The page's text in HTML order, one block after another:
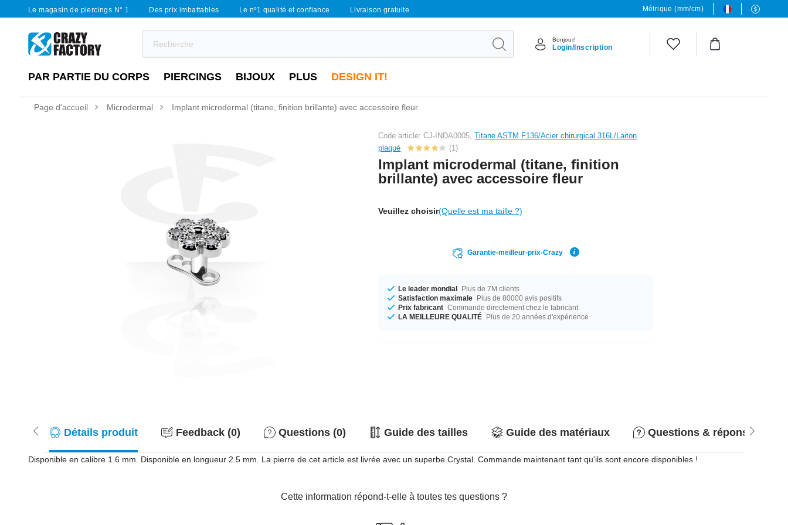
Le magasin de piercings N° 1 Des prix imbattables Le nº1 qualité et confiance Livraison gratuite Métrique (mm/cm)
Bonjour!
Login/Inscription
PAR PARTIE DU CORPS PIERCINGS BIJOUX PLUS DESIGN IT!
Page d'accueil Microdermal Implant microdermal (titane, finition brillante) avec accessoire fleur
Code article: CJ-INDA0005,Titane ASTM F136/Acier chirurgical 316L/Laiton
plaqué
(1)
Implant microdermal (titane, finition
brillante) avec accessoire fleur
Veuillez choisir(Quelle est ma taille ?)
Garantie-meilleur-prix-Crazy
Le leader mondial Plus de 7M clients
Satisfaction maximale Plus de 80000 avis positifs
Prix fabricant Commande directement chez le fabricant
LA MEILLEURE QUALITÉ Plus de 20 années d'expérience
Détails produit Feedback (0) Questions (0) Guide des tailles Guide des matériaux Questions & réponses
Disponible en calibre 1.6 mm. Disponible en longueur 2.5 mm. La pierre de cet article est livrée avec un superbe Crystal. Commande maintenant tant qu'ils sont encore disponibles !
Cette information répond-t-elle à toutes tes questions ?